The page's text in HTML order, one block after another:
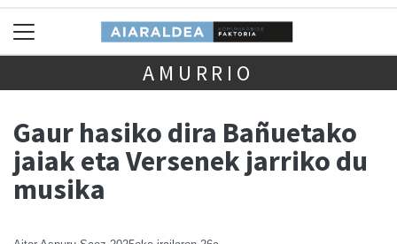
AMURRIO
Gaur hasiko dira Bañuetako
jaiak eta Versenek jarriko du
musika